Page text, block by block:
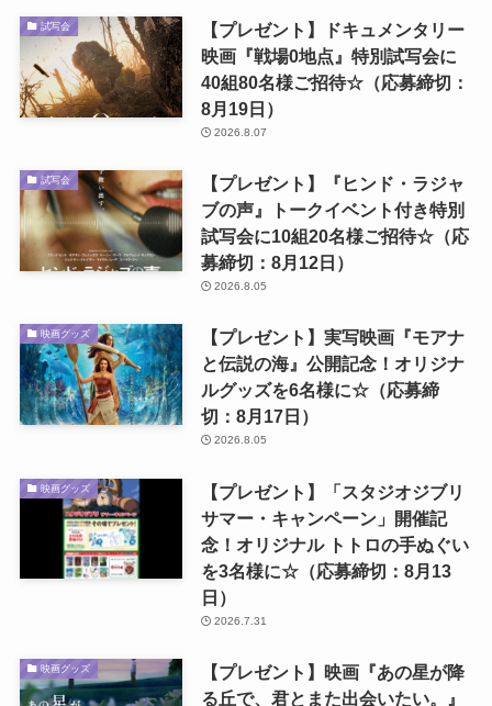
試写会
【プレゼント】ドキュメンタリー
映画『戦場0地点』特別試写会に
40組80名様ご招待☆（応募締切：
8月19日）
2026.8.07
試写会
【プレゼント】『ヒンド・ラジャ
ブの声』トークイベント付き特別
試写会に10組20名様ご招待☆（応
募締切：8月12日）
2026.8.05
映画グッズ
【プレゼント】実写映画『モアナ
と伝説の海』公開記念！オリジナ
ルグッズを6名様に☆（応募締
切：8月17日）
2026.8.05
映画グッズ
【プレゼント】「スタジオジブリ
サマー・キャンペーン」開催記
念！オリジナル トトロの手ぬぐい
を3名様に☆（応募締切：8月13
日）
2026.7.31
映画グッズ
【プレゼント】映画『あの星が降
る丘で、君とまた出会いたい。』